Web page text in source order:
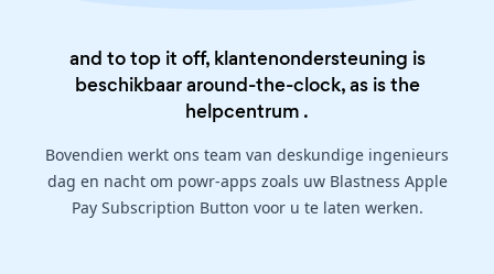
and to top it off, klantenondersteuning is
beschikbaar around-the-clock, as is the
helpcentrum .
Bovendien werkt ons team van deskundige ingenieurs
dag en nacht om powr-apps zoals uw Blastness Apple
Pay Subscription Button voor u te laten werken.